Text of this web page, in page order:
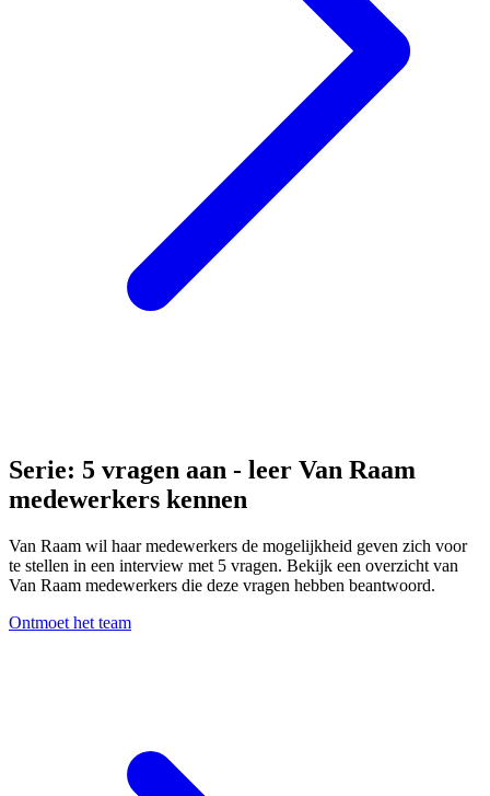
Serie: 5 vragen aan - leer Van Raam
medewerkers kennen
Van Raam wil haar medewerkers de mogelijkheid geven zich voor
te stellen in een interview met 5 vragen. Bekijk een overzicht van
Van Raam medewerkers die deze vragen hebben beantwoord.
Ontmoet het team